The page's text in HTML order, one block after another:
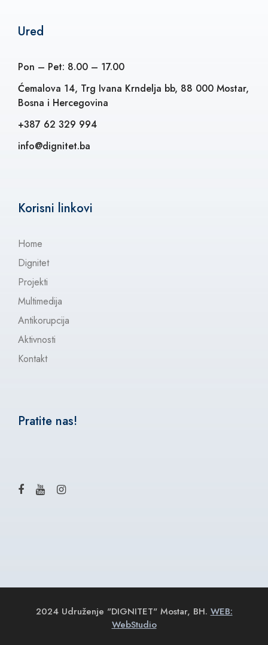
Ured
Pon – Pet: 8.00 – 17.00
Ćemalova 14, Trg Ivana Krndelja bb, 88 000 Mostar,
Bosna i Hercegovina
+387 62 329 994
info@dignitet.ba
Korisni linkovi
Home
Dignitet
Projekti
Multimedija
Antikorupcija
Aktivnosti
Kontakt
Pratite nas!
2024 Udruženje "DIGNITET" Mostar, BH. WEB:
WebStudio